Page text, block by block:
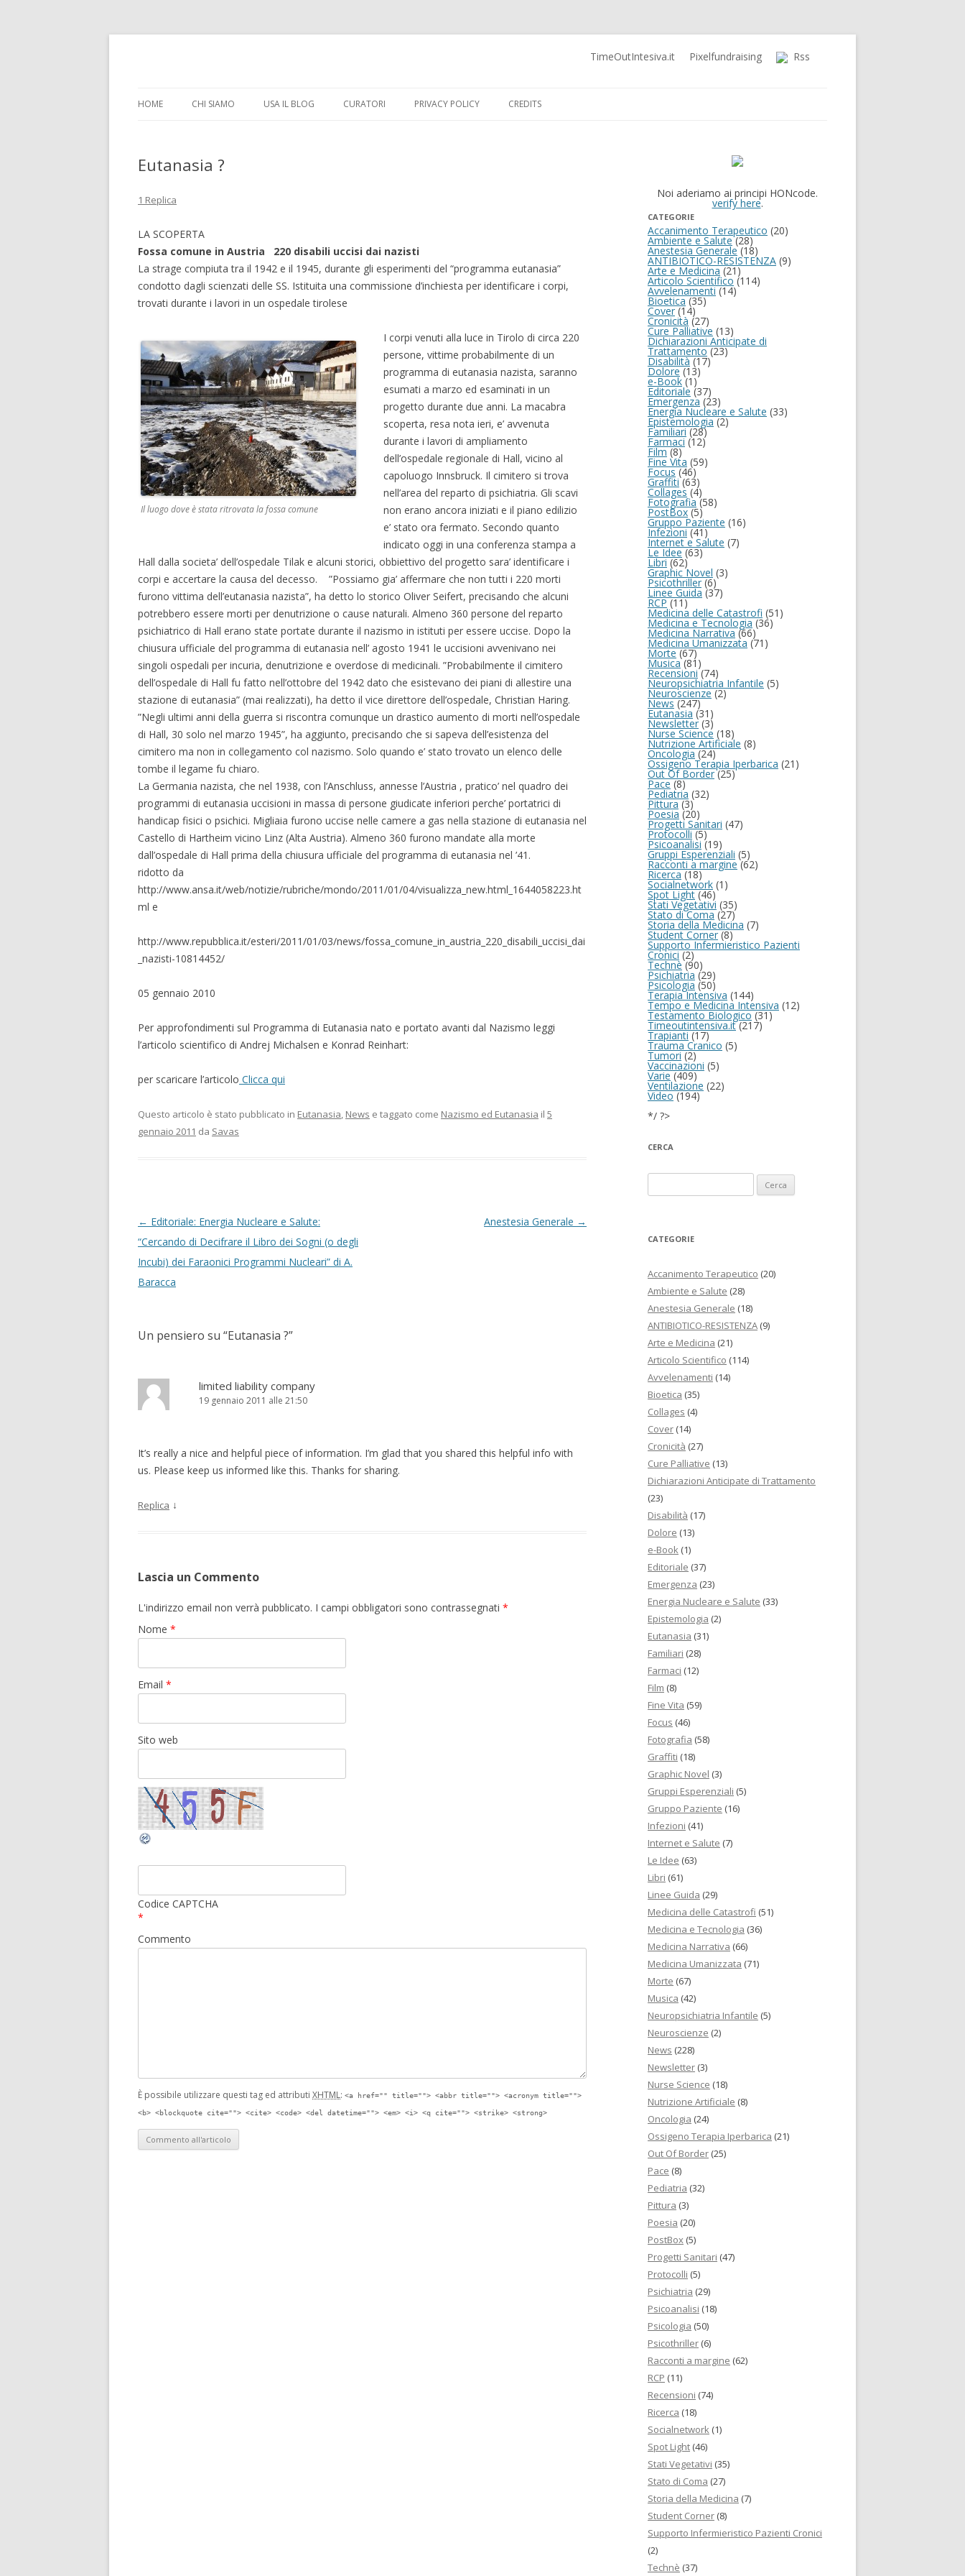
TimeOutIntesiva.it Pixelfundraising Rss
HOME CHI SIAMO USA IL BLOG CURATORI PRIVACY POLICY CREDITS
Eutanasia ?
1 Replica
LA SCOPERTA
Fossa comune in Austria 220 disabili uccisi dai nazisti
La strage compiuta tra il 1942 e il 1945, durante gli esperimenti del “programma eutanasia”
condotto dagli scienzati delle SS. Istituita una commissione d’inchiesta per identificare i corpi,
trovati durante i lavori in un ospedale tirolese
Il luogo dove è stata ritrovata la fossa comune
I corpi venuti alla luce in Tirolo di circa 220
persone, vittime probabilmente di un
programma di eutanasia nazista, saranno
esumati a marzo ed esaminati in un
progetto durante due anni. La macabra
scoperta, resa nota ieri, e’ avvenuta
durante i lavori di ampliamento
dell’ospedale regionale di Hall, vicino al
capoluogo Innsbruck. Il cimitero si trova
nell’area del reparto di psichiatria. Gli scavi
non erano ancora iniziati e il piano edilizio
e’ stato ora fermato. Secondo quanto
indicato oggi in una conferenza stampa a
Hall dalla societa’ dell’ospedale Tilak e alcuni storici, obbiettivo del progetto sara’ identificare i
corpi e accertare la causa del decesso. ”Possiamo gia’ affermare che non tutti i 220 morti
furono vittima dell’eutanasia nazista”, ha detto lo storico Oliver Seifert, precisando che alcuni
potrebbero essere morti per denutrizione o cause naturali. Almeno 360 persone del reparto
psichiatrico di Hall erano state portate durante il nazismo in istituti per essere uccise. Dopo la
chiusura ufficiale del programma di eutanasia nell’ agosto 1941 le uccisioni avvenivano nei
singoli ospedali per incuria, denutrizione e overdose di medicinali. ”Probabilmente il cimitero
dell’ospedale di Hall fu fatto nell’ottobre del 1942 dato che esistevano dei piani di allestire una
stazione di eutanasia” (mai realizzati), ha detto il vice direttore dell’ospedale, Christian Haring.
”Negli ultimi anni della guerra si riscontra comunque un drastico aumento di morti nell’ospedale
di Hall, 30 solo nel marzo 1945”, ha aggiunto, precisando che si sapeva dell’esistenza del
cimitero ma non in collegamento col nazismo. Solo quando e’ stato trovato un elenco delle
tombe il legame fu chiaro.
La Germania nazista, che nel 1938, con l’Anschluss, annesse l’Austria , pratico’ nel quadro dei
programmi di eutanasia uccisioni in massa di persone giudicate inferiori perche’ portatrici di
handicap fisici o psichici. Migliaia furono uccise nelle camere a gas nella stazione di eutanasia nel
Castello di Hartheim vicino Linz (Alta Austria). Almeno 360 furono mandate alla morte
dall’ospedale di Hall prima della chiusura ufficiale del programma di eutanasia nel ’41.
ridotto da
http://www.ansa.it/web/notizie/rubriche/mondo/2011/01/04/visualizza_new.html_1644058223.ht
ml e
http://www.repubblica.it/esteri/2011/01/03/news/fossa_comune_in_austria_220_disabili_uccisi_dai
_nazisti-10814452/
05 gennaio 2010
Per approfondimenti sul Programma di Eutanasia nato e portato avanti dal Nazismo leggi
l’articolo scientifico di Andrej Michalsen e Konrad Reinhart:
per scaricare l’articolo Clicca qui
Questo articolo è stato pubblicato in Eutanasia, News e taggato come Nazismo ed Eutanasia il 5
gennaio 2011 da Savas
Navigazione articolo
← Editoriale: Energia Nucleare e Salute:
“Cercando di Decifrare il Libro dei Sogni (o degli
Incubi) dei Faraonici Programmi Nucleari” di A.
Baracca
Anestesia Generale →
Un pensiero su “Eutanasia ?”
limited liability company
19 gennaio 2011 alle 21:50
It’s really a nice and helpful piece of information. I’m glad that you shared this helpful info with
us. Please keep us informed like this. Thanks for sharing.
Replica ↓
Lascia un Commento
L'indirizzo email non verrà pubblicato. I campi obbligatori sono contrassegnati *
Nome *
Email *
Sito web
Codice CAPTCHA
*
Commento
È possibile utilizzare questi tag ed attributi XHTML: <a href="" title=""> <abbr title=""> <acronym title="">
<b> <blockquote cite=""> <cite> <code> <del datetime=""> <em> <i> <q cite=""> <strike> <strong>
Noi aderiamo ai principi HONcode.
verify here.
CATEGORIE
Accanimento Terapeutico (20)
Ambiente e Salute(28)
Anestesia Generale(18)
ANTIBIOTICO-RESISTENZA (9)
Arte e Medicina(21)
Articolo Scientifico (114)
Avvelenamenti(14)
Bioetica(35)
Cover(14)
Cronicità (27)
Cure Palliative (13)
Dichiarazioni Anticipate di
Trattamento(23)
Disabilità(17)
Dolore(13)
e-Book(1)
Editoriale (37)
Emergenza (23)
Energia Nucleare e Salute (33)
Epistemologia(2)
Familiari(28)
Farmaci(12)
Film(8)
Fine Vita (59)
Focus(46)
Graffiti(63)
Collages (4)
Fotografia (58)
PostBox(5)
Gruppo Paziente (16)
Infezioni(41)
Internet e Salute (7)
Le Idee(63)
Libri(62)
Graphic Novel (3)
Psicothriller(6)
Linee Guida (37)
RCP(11)
Medicina delle Catastrofi (51)
Medicina e Tecnologia(36)
Medicina Narrativa(66)
Medicina Umanizzata (71)
Morte(67)
Musica(81)
Recensioni(74)
Neuropsichiatria Infantile (5)
Neuroscienze(2)
News(247)
Eutanasia (31)
Newsletter (3)
Nurse Science (18)
Nutrizione Artificiale (8)
Oncologia(24)
Ossigeno Terapia Iperbarica (21)
Out Of Border(25)
Pace(8)
Pediatria (32)
Pittura(3)
Poesia (20)
Progetti Sanitari (47)
Protocolli(5)
Psicoanalisi (19)
Gruppi Esperenziali (5)
Racconti a margine (62)
Ricerca(18)
Socialnetwork (1)
Spot Light(46)
Stati Vegetativi (35)
Stato di Coma(27)
Storia della Medicina (7)
Student Corner(8)
Supporto Infermieristico Pazienti
Cronici(2)
Technè(90)
Psichiatria (29)
Psicologia (50)
Terapia Intensiva (144)
Tempo e Medicina Intensiva (12)
Testamento Biologico(31)
Timeoutintensiva.it(217)
Trapianti(17)
Trauma Cranico (5)
Tumori(2)
Vaccinazioni (5)
Varie(409)
Ventilazione (22)
Video(194)
*/ ?>
CERCA
CATEGORIE
Accanimento Terapeutico (20)
Ambiente e Salute (28)
Anestesia Generale (18)
ANTIBIOTICO-RESISTENZA (9)
Arte e Medicina (21)
Articolo Scientifico (114)
Avvelenamenti (14)
Bioetica (35)
Collages (4)
Cover (14)
Cronicità (27)
Cure Palliative (13)
Dichiarazioni Anticipate di Trattamento
(23)
Disabilità (17)
Dolore (13)
e-Book (1)
Editoriale (37)
Emergenza (23)
Energia Nucleare e Salute (33)
Epistemologia (2)
Eutanasia (31)
Familiari (28)
Farmaci (12)
Film (8)
Fine Vita (59)
Focus (46)
Fotografia (58)
Graffiti (18)
Graphic Novel (3)
Gruppi Esperenziali (5)
Gruppo Paziente (16)
Infezioni (41)
Internet e Salute (7)
Le Idee (63)
Libri (61)
Linee Guida (29)
Medicina delle Catastrofi (51)
Medicina e Tecnologia (36)
Medicina Narrativa (66)
Medicina Umanizzata (71)
Morte (67)
Musica (42)
Neuropsichiatria Infantile (5)
Neuroscienze (2)
News (228)
Newsletter (3)
Nurse Science (18)
Nutrizione Artificiale (8)
Oncologia (24)
Ossigeno Terapia Iperbarica (21)
Out Of Border (25)
Pace (8)
Pediatria (32)
Pittura (3)
Poesia (20)
PostBox (5)
Progetti Sanitari (47)
Protocolli (5)
Psichiatria (29)
Psicoanalisi (18)
Psicologia (50)
Psicothriller (6)
Racconti a margine (62)
RCP (11)
Recensioni (74)
Ricerca (18)
Socialnetwork (1)
Spot Light (46)
Stati Vegetativi (35)
Stato di Coma (27)
Storia della Medicina (7)
Student Corner (8)
Supporto Infermieristico Pazienti Cronici
(2)
Technè (37)